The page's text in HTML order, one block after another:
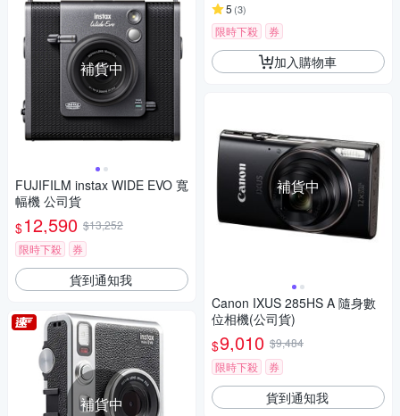
補貨中
FUJIFILM instax WIDE EVO 寬
幅機 公司貨
$12,590 $13,252
限時下殺
券
貨到通知我
補貨中
5 (3)
限時下殺 券
加入購物車
補貨中
Canon IXUS 285HS A 隨身數
位相機(公司貨)
$9,010 $9,484
限時下殺
券
貨到通知我